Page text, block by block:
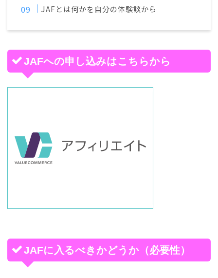
JAFとは何かを自分の体験談から
JAFへの申し込みはこちらから
JAFに入るべきかどうか（必要性）